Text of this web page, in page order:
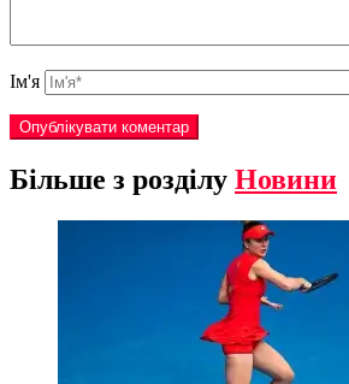
Ім'я
Більше з розділу Новини